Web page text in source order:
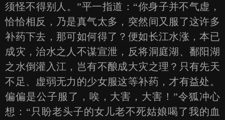
须怪不得别人。”平一指道：“你身子并不气虚，
恰恰相反，乃是真气太多，突然间又服了这许多
补药下去，那可如何得了？便如长江水涨，本已
成灾，治水之人不谋宣泄，反将洞庭湖、鄱阳湖
之水倒灌入江，岂有不酿成大灾之理？只有先天
不足、虚弱无力的少女服这等补药，才有益处。
偏偏是公子服了，唉，大害，大害！”令狐冲心
想：“只盼老头子的女儿老不死姑娘喝了我的血